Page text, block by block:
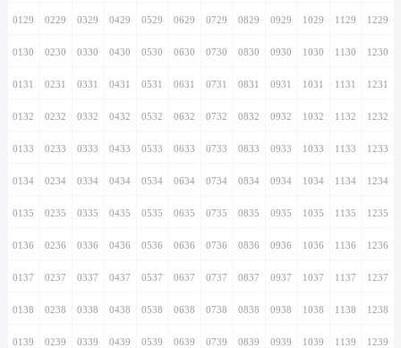
0129 0229 0329 0429 0529 0629 0729 0829 0929 1029 1129 1229
0130 0230 0330 0430 0530 0630 0730 0830 0930 1030 1130 1230
0131 0231 0331 0431 0531 0631 0731 0831 0931 1031 1131 1231
0132 0232 0332 0432 0532 0632 0732 0832 0932 1032 1132 1232
0133 0233 0333 0433 0533 0633 0733 0833 0933 1033 1133 1233
0134 0234 0334 0434 0534 0634 0734 0834 0934 1034 1134 1234
0135 0235 0335 0435 0535 0635 0735 0835 0935 1035 1135 1235
0136 0236 0336 0436 0536 0636 0736 0836 0936 1036 1136 1236
0137 0237 0337 0437 0537 0637 0737 0837 0937 1037 1137 1237
0138 0238 0338 0438 0538 0638 0738 0838 0938 1038 1138 1238
0139 0239 0339 0439 0539 0639 0739 0839 0939 1039 1139 1239